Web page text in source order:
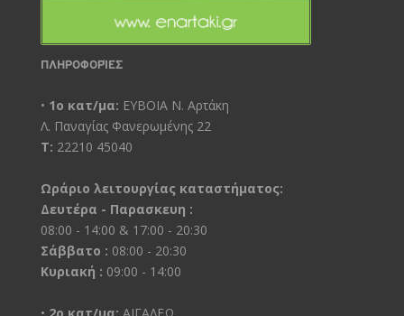
ΠΛΗΡΟΦΟΡΊΕΣ
• 1ο κατ/μα: ΕΥΒΟΙΑ Ν. Αρτάκη
Λ. Παναγίας Φανερωμένης 22
Τ: 22210 45040
Ωράριο λειτουργίας καταστήματος:
Δευτέρα - Παρασκευη :
08:00 - 14:00 & 17:00 - 20:30
Σάββατο : 08:00 - 20:30
Κυριακή : 09:00 - 14:00